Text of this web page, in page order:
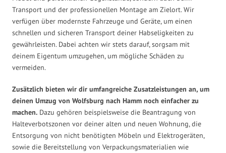
Transport und der professionellen Montage am Zielort. Wir
verfügen über modernste Fahrzeuge und Geräte, um einen
schnellen und sicheren Transport deiner Habseligkeiten zu
gewährleisten. Dabei achten wir stets darauf, sorgsam mit
deinem Eigentum umzugehen, um mögliche Schäden zu
vermeiden.
Zusätzlich bieten wir dir umfangreiche Zusatzleistungen an, um
deinen Umzug von Wolfsburg nach Hamm noch einfacher zu
machen. Dazu gehören beispielsweise die Beantragung von
Halteverbotszonen vor deiner alten und neuen Wohnung, die
Entsorgung von nicht benötigten Möbeln und Elektrogeräten,
sowie die Bereitstellung von Verpackungsmaterialien wie